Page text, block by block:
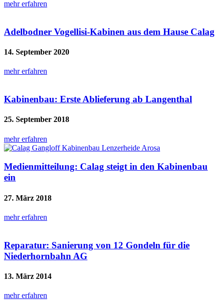
mehr erfahren
Adelbodner Vogellisi-Kabinen aus dem Hause Calag
14. September 2020
mehr erfahren
Kabinenbau: Erste Ablieferung ab Langenthal
25. September 2018
mehr erfahren
Medienmitteilung: Calag steigt in den Kabinenbau
ein
27. März 2018
mehr erfahren
Reparatur: Sanierung von 12 Gondeln für die
Niederhornbahn AG
13. März 2014
mehr erfahren